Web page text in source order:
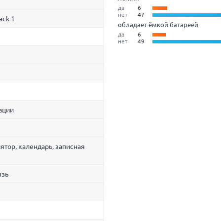
да
6
нет
47
обладает ёмкой батареей
да
6
нет
49
1
календарь, записная